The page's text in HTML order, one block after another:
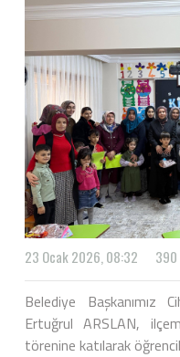
23 Ocak 2026, 08:32 390
Belediye Başkanımız
Ertuğrul ARSLAN,
törenine katılarak